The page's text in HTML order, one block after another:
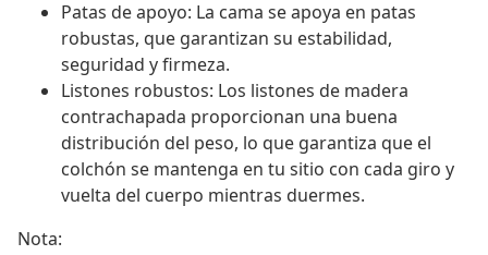
Patas de apoyo: La cama se apoya en patas
robustas, que garantizan su estabilidad,
seguridad y firmeza.
Listones robustos: Los listones de madera
contrachapada proporcionan una buena
distribución del peso, lo que garantiza que el
colchón se mantenga en tu sitio con cada giro y
vuelta del cuerpo mientras duermes.
Nota: